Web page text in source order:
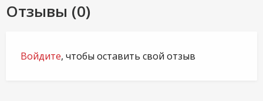
Отзывы (0)
Войдите, чтобы оставить свой отзыв